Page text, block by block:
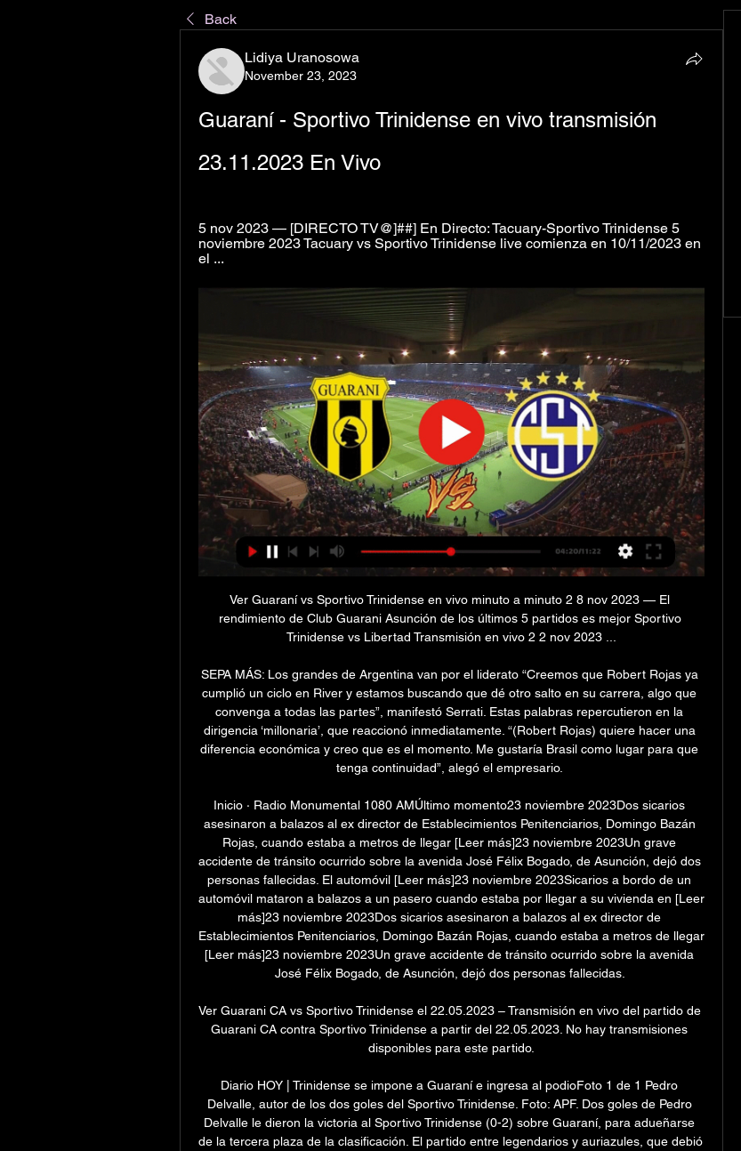
Back
Lidiya Uranosowa
November 23, 2023
Guaraní - Sportivo Trinidense en vivo transmisión
23.11.2023 En Vivo
5 nov 2023 — [DIRECTO TV@]##] En Directo: Tacuary-Sportivo Trinidense 5
noviembre 2023 Tacuary vs Sportivo Trinidense live comienza en 10/11/2023 en
el ...
Ver Guaraní vs Sportivo Trinidense en vivo minuto a minuto 2 8 nov 2023 — El
rendimiento de Club Guarani Asunción de los últimos 5 partidos es mejor Sportivo
Trinidense vs Libertad Transmisión en vivo 2 2 nov 2023 ...
SEPA MÁS: Los grandes de Argentina van por el liderato “Creemos que Robert Rojas ya
cumplió un ciclo en River y estamos buscando que dé otro salto en su carrera, algo que
convenga a todas las partes”, manifestó Serrati. Estas palabras repercutieron en la
dirigencia ‘millonaria’, que reaccionó inmediatamente. “(Robert Rojas) quiere hacer una
diferencia económica y creo que es el momento. Me gustaría Brasil como lugar para que
tenga continuidad”, alegó el empresario.
Inicio · Radio Monumental 1080 AMÚltimo momento23 noviembre 2023Dos sicarios
asesinaron a balazos al ex director de Establecimientos Penitenciarios, Domingo Bazán
Rojas, cuando estaba a metros de llegar [Leer más]23 noviembre 2023Un grave
accidente de tránsito ocurrido sobre la avenida José Félix Bogado, de Asunción, dejó dos
personas fallecidas. El automóvil [Leer más]23 noviembre 2023Sicarios a bordo de un
automóvil mataron a balazos a un pasero cuando estaba por llegar a su vivienda en [Leer
más]23 noviembre 2023Dos sicarios asesinaron a balazos al ex director de
Establecimientos Penitenciarios, Domingo Bazán Rojas, cuando estaba a metros de llegar
[Leer más]23 noviembre 2023Un grave accidente de tránsito ocurrido sobre la avenida
José Félix Bogado, de Asunción, dejó dos personas fallecidas.
Ver Guarani CA vs Sportivo Trinidense el 22.05.2023 – Transmisión en vivo del partido de
Guarani CA contra Sportivo Trinidense a partir del 22.05.2023. No hay transmisiones
disponibles para este partido.
Diario HOY | Trinidense se impone a Guaraní e ingresa al podioFoto 1 de 1 Pedro
Delvalle, autor de los dos goles del Sportivo Trinidense. Foto: APF. Dos goles de Pedro
Delvalle le dieron la victoria al Sportivo Trinidense (0-2) sobre Guaraní, para adueñarse
de la tercera plaza de la clasificación. El partido entre legendarios y auriazules, que debió